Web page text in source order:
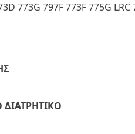
773G 797F 773F 775G